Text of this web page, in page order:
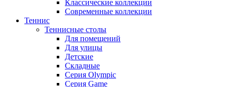
Классические коллекции
Современные коллекции
Теннис
Теннисные столы
Для помещений
Для улицы
Детские
Складные
Серия Olympic
Серия Game